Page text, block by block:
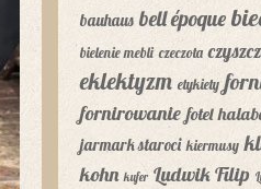
bauhaus bell époque
bielenie mebli czeczota
eklektyzm etykiety
fornirowanie fotel
jarmark staroci kiermusy
kohn kufer Ludwik Filip